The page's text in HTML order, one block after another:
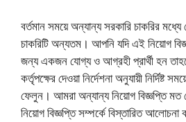
বর্তমান সময়ে অন্যান্য সরকারি চাকরির মধ্যে
চাকরিটি অন্যতম। আপনি যদি এই নিয়োগ
জন্য একজন যোগ্য ও আগ্রহী প্রার্থী হন
কর্তৃপক্ষের দেওয়া নির্দেশনা অনুযায়ী নির্দিষ্ট
ফেলুন। আমরা অন্যান্য নিয়োগ বিজ্ঞপ্তি মত
নিয়োগ বিজ্ঞপ্তি সম্পর্কে বিস্তারিত আলোচনা